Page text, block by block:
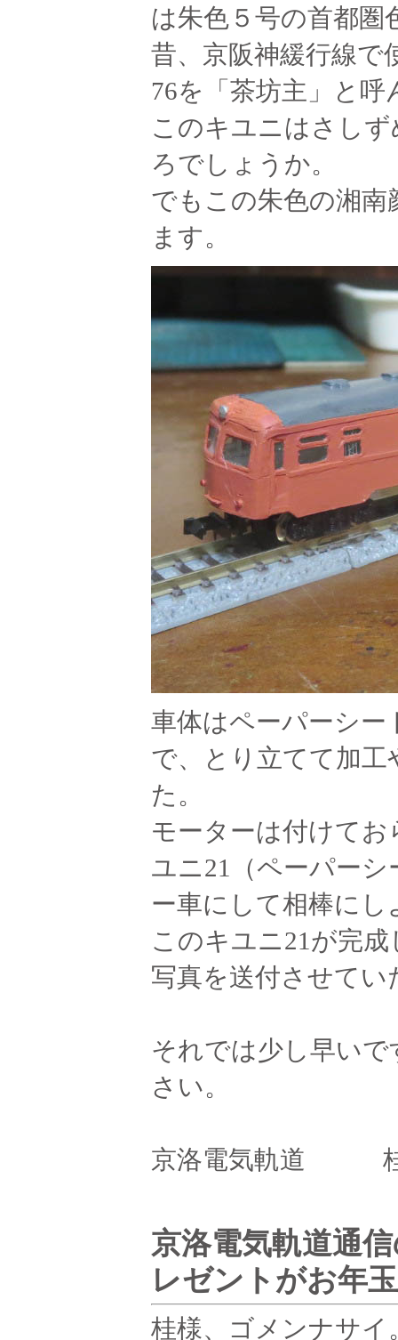
は朱色５号の首都圏
昔、京阪神緩行線で
76を「茶坊主」と
このキユニはさし
ろでしょうか。
でもこの朱色の湘
ます。
車体はペーパーシ
で、とり立てて加
た。
モーターは付けて
ユニ21（ペーパー
ー車にして相棒に
このキユニ21が完
写真を送付させてい
それでは少し早い
さい。
京洛電気軌道
京洛電気軌道通
レゼントがお年
桂様、ゴメンナサ